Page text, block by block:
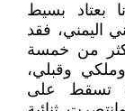
بعتاد بسيط
اليمني، فقد
من خمسة
وقبلي،
تسقط على